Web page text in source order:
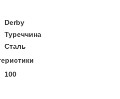
Derby
Туреччина
Сталь
100